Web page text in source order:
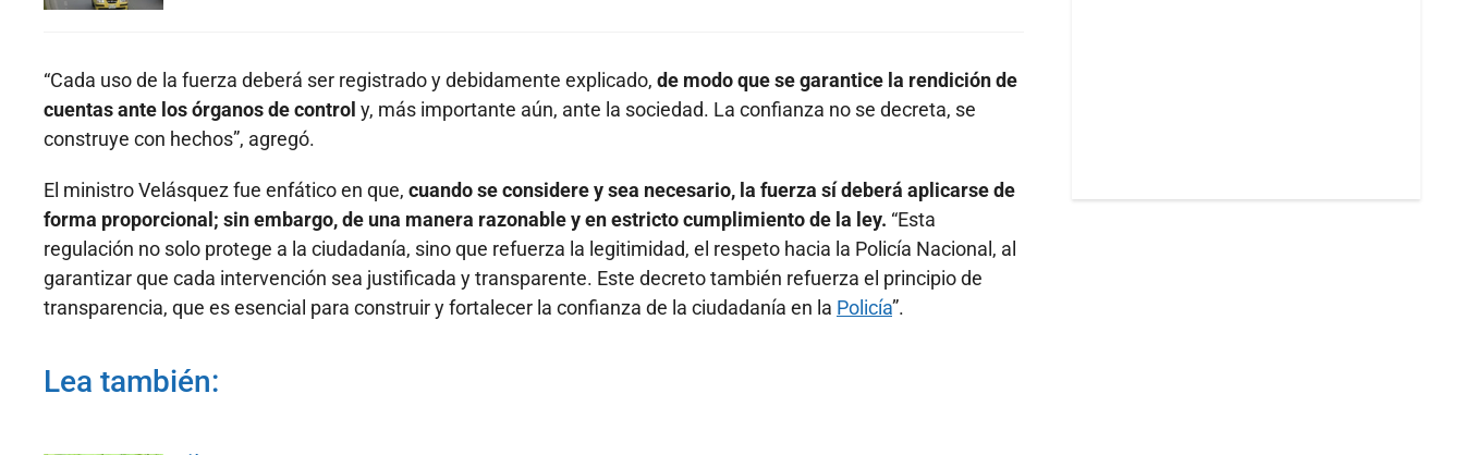
“Cada uso de la fuerza deberá ser registrado y debidamente explicado, de modo que se garantice la rendición de
cuentas ante los órganos de control y, más importante aún, ante la sociedad. La confianza no se decreta, se
construye con hechos”, agregó.
El ministro Velásquez fue enfático en que, cuando se considere y sea necesario, la fuerza sí deberá aplicarse de
forma proporcional; sin embargo, de una manera razonable y en estricto cumplimiento de la ley. “Esta
regulación no solo protege a la ciudadanía, sino que refuerza la legitimidad, el respeto hacia la Policía Nacional, al
garantizar que cada intervención sea justificada y transparente. Este decreto también refuerza el principio de
transparencia, que es esencial para construir y fortalecer la confianza de la ciudadanía en la Policía”.
Lea también: